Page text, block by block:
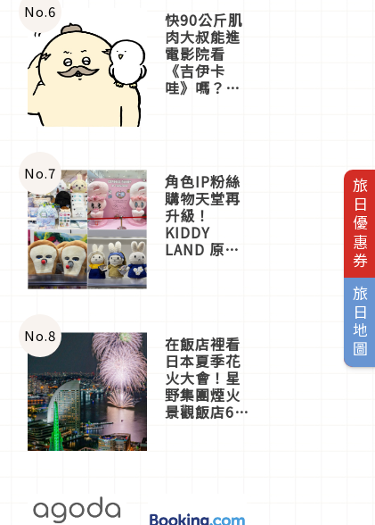
旅日優惠券
旅日地圖
No.6 快90公斤肌
肉大叔能進
電影院看
《吉伊卡
哇》嗎？日
一同給出了
答案
No.7 角色IP粉絲
購物天堂再
升級！
KIDDY
LAND 原宿
店3分即達
No.8 在飯店裡看
日本夏季花
火大會！星
野集團煙火
景觀飯店6